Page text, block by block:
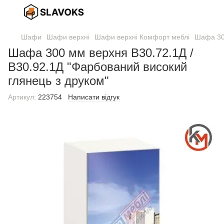
Шафи Шафи верхні Шафи верхні Комфорт меблі Шафа
Шафа 300 мм верхня В30.72.1Д /
В30.92.1Д "Фарбований високий
глянець з друком"
Артикул: 223754 Написати відгук